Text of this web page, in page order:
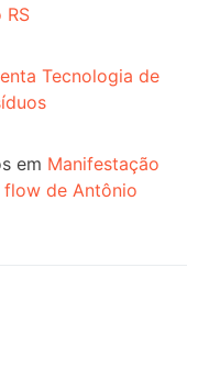
RS
Tecnologia de
em Manifestação
de Antônio